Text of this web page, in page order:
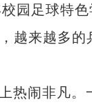
园足球特
越来越多
闹非凡。